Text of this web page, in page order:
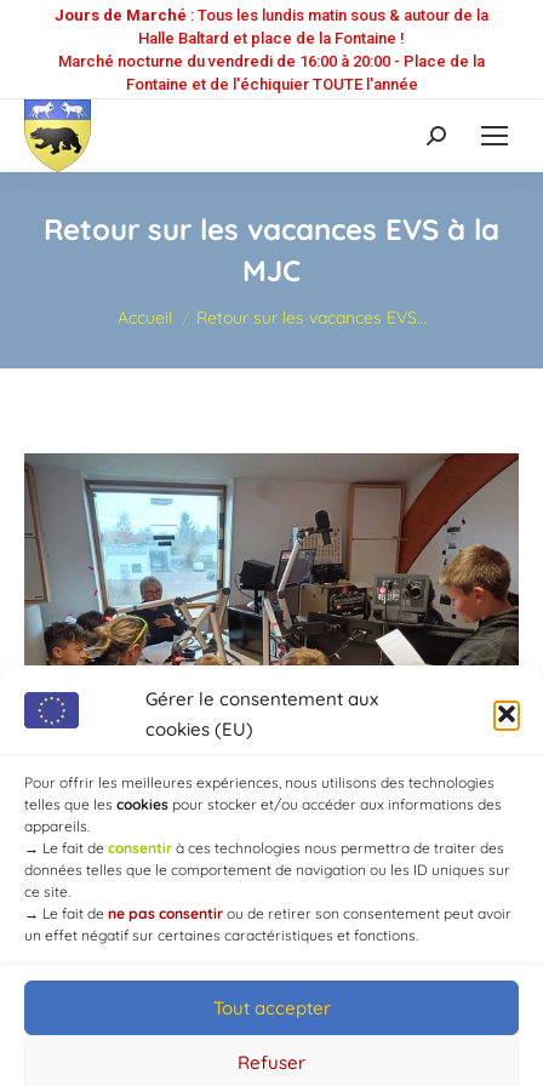
Gérer le consentement aux
cookies (EU)
Pour offrir les meilleures expériences, nous utilisons des technologies
telles que les cookies pour stocker et/ou accéder aux informations des
appareils.
→ Le fait de consentir à ces technologies nous permettra de traiter des
données telles que le comportement de navigation ou les ID uniques sur
ce site.
→ Le fait de ne pas consentir ou de retirer son consentement peut avoir
un effet négatif sur certaines caractéristiques et fonctions.
Tout accepter
Refuser
Jours de Marché : Tous les lundis matin sous & autour de la
Halle Baltard et place de la Fontaine !
Marché nocturne du vendredi de 16:00 à 20:00 - Place de la
Fontaine et de l'échiquier TOUTE l'année
Recherche
:
Retour sur les vacances EVS à la
MJC
Vous êtes ici :
Accueil Retour sur les vacances EVS…
© Mairie de Chaource [2004-2024] | Tous droits réservés.
Developed byWEB3-DESIGN